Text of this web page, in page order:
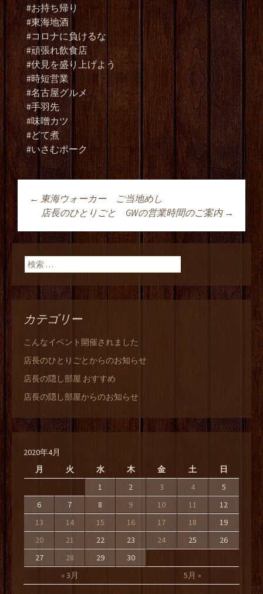
#お持ち帰り
#東海地酒
#コロナに負けるな
#頑張れ飲食店
#伏見を盛り上げよう
#時短営業
#名古屋グルメ
#手羽先
#味噌カツ
#どて煮
#いさむポーク
投稿ナビゲーショ
ン
← 東海ウォーカー ご当地めし
店長のひとりごと GWの営業時間のご案内 →
検索:
カテゴリー
こんなイベント開催されました
店長のひとりごとからのお知らせ
店長の隠し部屋 おすすめ
店長の隠し部屋からのお知らせ
2020年4月
月
火 水 木 金 土 日
« 3月 5月 »
1 2 3 4
5
6
7 8 9 10 11
12
13
14 15 16 17 18
19
20
21 22 23 24 25
26
27
28 29 30